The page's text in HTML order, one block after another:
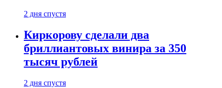
2 дня спустя
Киркорову сделали два
бриллиантовых винира за 350
тысяч рублей
2 дня спустя